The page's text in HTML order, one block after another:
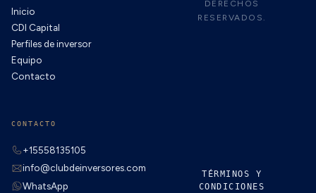
Inicio
CDI Capital
Perfiles de inversor
Equipo
Contacto
CONTACTO
+15558135105
info@clubdeinversores.com
WhatsApp
DERECHOS
RESERVADOS.
TÉRMINOS Y
CONDICIONES